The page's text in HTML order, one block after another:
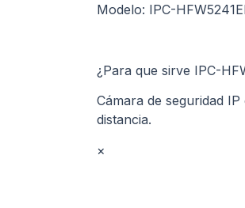
Modelo: IPC-
¿Para que sirve IPC-
Cámara de seguridad
distancia.
×